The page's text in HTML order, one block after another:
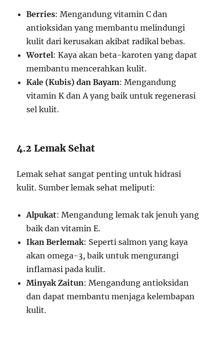
Berries: Mengandung vitamin C dan
antioksidan yang membantu melindungi
kulit dari kerusakan akibat radikal bebas.
Wortel: Kaya akan beta-karoten yang dapat
membantu mencerahkan kulit.
Kale (Kubis) dan Bayam: Mengandung
vitamin K dan A yang baik untuk regenerasi
sel kulit.
4.2 Lemak Sehat
Lemak sehat sangat penting untuk hidrasi
kulit. Sumber lemak sehat meliputi:
Alpukat: Mengandung lemak tak jenuh yang
baik dan vitamin E.
Ikan Berlemak: Seperti salmon yang kaya
akan omega-3, baik untuk mengurangi
inflamasi pada kulit.
Minyak Zaitun: Mengandung antioksidan
dan dapat membantu menjaga kelembapan
kulit.